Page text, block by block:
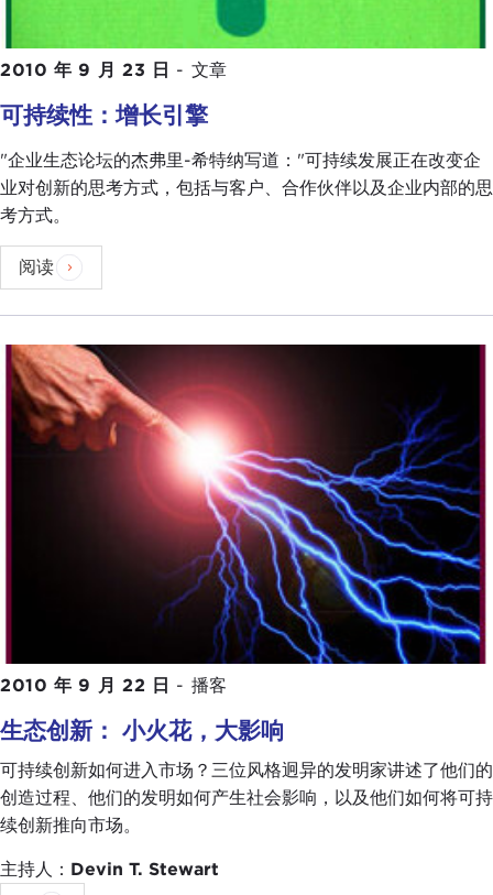
2010 年 9 月 23 日 - 文章
可持续性：增长引擎
"企业生态论坛的杰弗里-希特纳写道："可持续发展正在改变企
业对创新的思考方式，包括与客户、合作伙伴以及企业内部的思
考方式。
阅读
2010 年 9 月 22 日 - 播客
生态创新： 小火花，大影响
可持续创新如何进入市场？三位风格迥异的发明家讲述了他们的
创造过程、他们的发明如何产生社会影响，以及他们如何将可持
续创新推向市场。
主持人： Devin T. Stewart